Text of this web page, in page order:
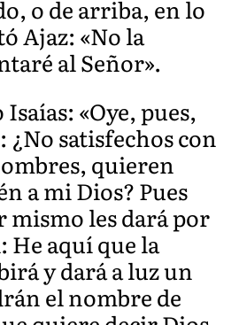
o de arriba, en lo
Ajaz: «No la
al Señor».
«Oye, pues,
¿No satisfechos con
quieren
a mi Dios? Pues
mismo les dará por
He aquí que la
y dará a luz un
el nombre de